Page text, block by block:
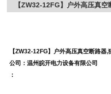
【ZW32-12FG】户外高压真
【ZW32-12FG】户外高压真空断路器
公司：温州皖开电力设备有限公司
：